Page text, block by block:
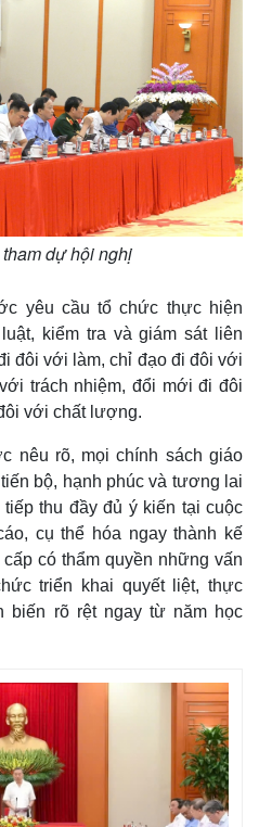
Tư vấn
dự hội nghị
yêu cầu tổ chức thực hiện
kiểm tra và giám sát liên
đôi với làm, chỉ đạo đi đôi với
trách nhiệm, đổi mới đi đôi
với chất lượng.
nêu rõ, mọi chính sách giáo
bộ, hạnh phúc và tương lai
thu đầy đủ ý kiến tại cuộc
cụ thể hóa ngay thành kế
có thẩm quyền những vấn
triển khai quyết liệt, thực
biến rõ rệt ngay từ năm học